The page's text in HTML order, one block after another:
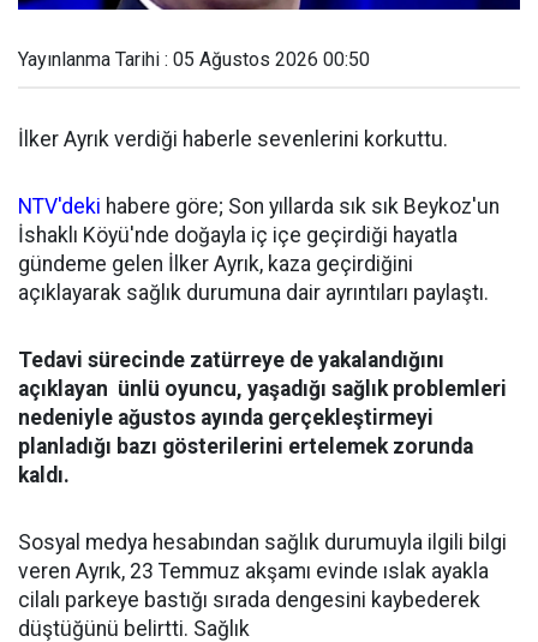
Yayınlanma Tarihi : 05 Ağustos 2026 00:50
İlker Ayrık verdiği haberle sevenlerini korkuttu.
NTV'deki habere göre; Son yıllarda sık sık Beykoz'un
İshaklı Köyü'nde doğayla iç içe geçirdiği hayatla
gündeme gelen İlker Ayrık, kaza geçirdiğini
açıklayarak sağlık durumuna dair ayrıntıları paylaştı.
Tedavi sürecinde zatürreye de yakalandığını
açıklayan ünlü oyuncu, yaşadığı sağlık problemleri
nedeniyle ağustos ayında gerçekleştirmeyi
planladığı bazı gösterilerini ertelemek zorunda
kaldı.
Sosyal medya hesabından sağlık durumuyla ilgili bilgi
veren Ayrık, 23 Temmuz akşamı evinde ıslak ayakla
cilalı parkeye bastığı sırada dengesini kaybederek
düştüğünü belirtti. Sağlık